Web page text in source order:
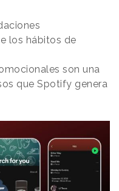
los hábitos de
son una
que Spotify genera